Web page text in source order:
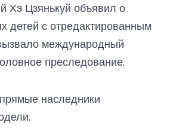
Хэ Цзянькуй объявил о
детей с отредактированным
международный
преследование.
наследники